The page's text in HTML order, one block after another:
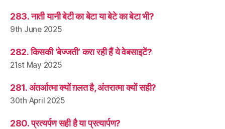
283. नाती यानी बेटी का बेटा या बेटे का बेटा भी?
9th June 2025
282. किसकी ‘बेज्जती’ करा रही हैं ये वेबसाइटें?
21st May 2025
281. अंतर्आत्मा क्यों ग़लत है, अंतरात्मा क्यों सही?
30th April 2025
280. प्रत्यर्पण सही है या प्रत्यार्पण?